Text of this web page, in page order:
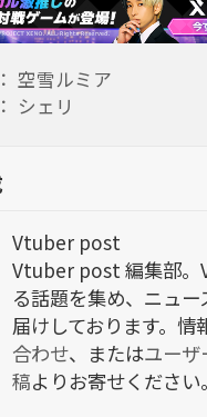
空雪ルミア
シェリ
Vtuber post
Vtuber post 編集部。
る話題を集め、ニュー
届けしております。情
合わせ、またはユーザ
稿よりお寄せください。